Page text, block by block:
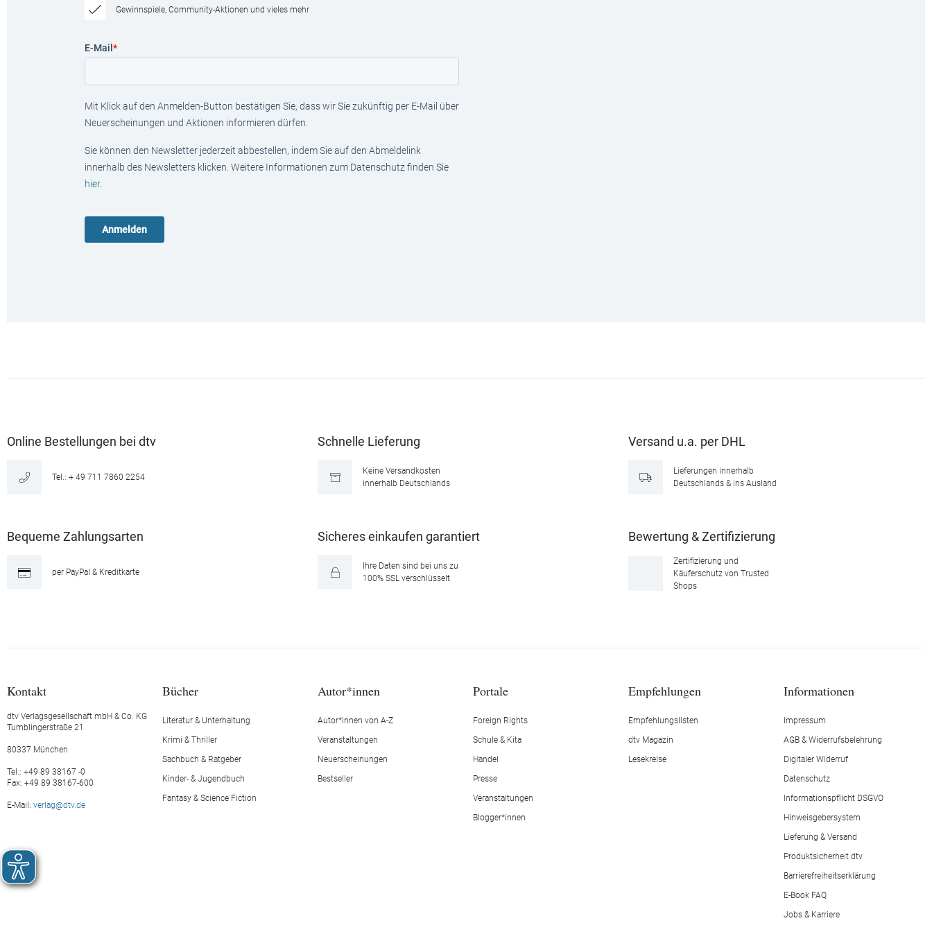
Gewinnspiele, Community-Aktionen und vieles mehr
E-Mail *
Mit Klick auf den Anmelden-Button bestätigen Sie, dass wir Sie zukünftig per E-Mail über
Neuerscheinungen und Aktionen informieren dürfen.
Sie können den Newsletter jederzeit abbestellen, indem Sie auf den Abmeldelink
innerhalb des Newsletters klicken. Weitere Informationen zum Datenschutz finden Sie
hier.
Online Bestellungen bei dtv
Tel.: + 49 711 7860 2254
Schnelle Lieferung
Keine Versandkosten
innerhalb Deutschlands
Versand u.a. per DHL
Lieferungen innerhalb
Deutschlands & ins Ausland
Bequeme Zahlungsarten
per PayPal & Kreditkarte
Sicheres einkaufen garantiert
Ihre Daten sind bei uns zu
100% SSL verschlüsselt
Bewertung & Zertifizierung
Zertifizierung und
Käuferschutz von Trusted
Shops
Kontakt
dtv Verlagsgesellschaft mbH & Co. KG
Tumblingerstraße 21
80337 München
Tel.: +49 89 38167 -0
Fax: +49 89 38167-600
E-Mail: verlag@dtv.de
Bücher
Literatur & Unterhaltung
Krimi & Thriller
Sachbuch & Ratgeber
Kinder- & Jugendbuch
Fantasy & Science Fiction
Autor*innen
Autor*innen von A-Z
Veranstaltungen
Neuerscheinungen
Bestseller
Portale
Foreign Rights
Schule & Kita
Handel
Presse
Veranstaltungen
Blogger*innen
Empfehlungen
Empfehlungslisten
dtv Magazin
Lesekreise
Informationen
Impressum
AGB & Widerrufsbelehrung
Digitaler Widerruf
Datenschutz
Informationspflicht DSGVO
Hinweisgebersystem
Lieferung & Versand
Produktsicherheit dtv
Barrierefreiheitserklärung
E-Book FAQ
Jobs & Karriere